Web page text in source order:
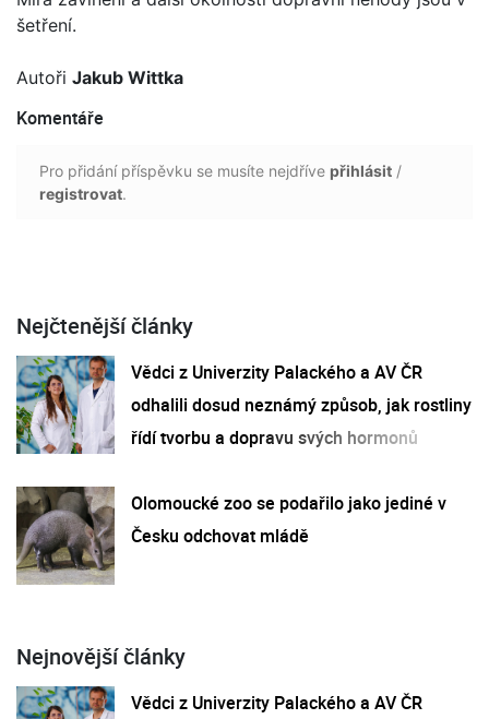
šetření.
Autoři Jakub Wittka
Komentáře
Pro přidání příspěvku se musíte nejdříve přihlásit /
registrovat.
Nejčtenější články
Vědci z Univerzity Palackého a AV ČR
odhalili dosud neznámý způsob, jak rostliny
řídí tvorbu a dopravu svých hormonů
Olomoucké zoo se podařilo jako jediné v
Česku odchovat mládě
Nejnovější články
Vědci z Univerzity Palackého a AV ČR